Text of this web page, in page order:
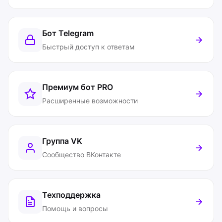
Бот Telegram
Быстрый доступ к ответам
Премиум бот PRO
Расширенные возможности
Группа VK
Сообщество ВКонтакте
Техподдержка
Помощь и вопросы